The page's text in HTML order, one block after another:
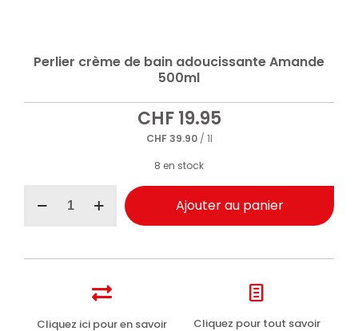
Perlier crème de bain adoucissante Amande
500ml
CHF19.95
CHF39.90/ 1l
8 en stock
Ajouter au panier
Cliquez ici pour en savoir
Cliquez pour tout savoir